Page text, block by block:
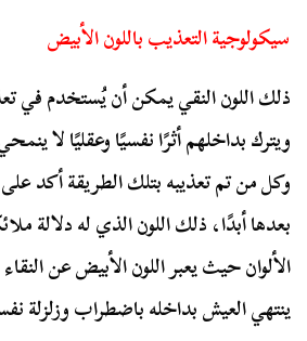
سيكولوجية التعذيب باللون الأبيض
ذلك اللون النقي يمكن أن يُستخدم
ويترك بداخلهم أثرًا نفسيًا وعقليًا لا
وكل من تم تعذيبه بتلك الطريقة أكد
بعدها أبدًا، ذلك اللون الذي له دلالة
الألوان حيث يعبر اللون الأبيض عن
ينتهي العيش بداخله باضطراب وزلزلة